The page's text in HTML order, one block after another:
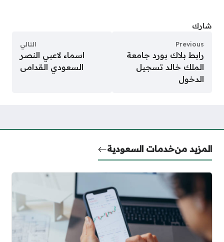
شارك
Previous
رابط بلاك بورد جامعة
الملك خالد تسجيل
الدخول
التالي
اسماء لاعبي النصر
السعودي القدامى
المزيد منخدمات السعودية